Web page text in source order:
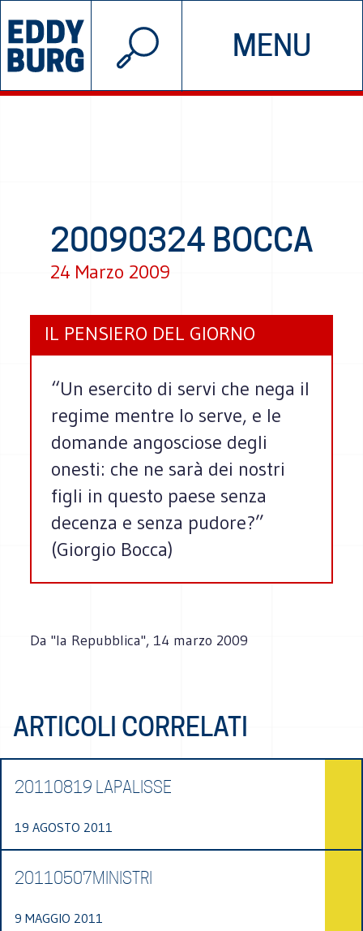
MENU
INIZIATIVE CHI SIAMO
© 2026 EDDYBURG
20090324 BOCCA
24 Marzo 2009
IL PENSIERO DEL GIORNO
“Un esercito di servi che nega il
regime mentre lo serve, e le
domande angosciose degli
onesti: che ne sarà dei nostri
figli in questo paese senza
decenza e senza pudore?”
(Giorgio Bocca)
Da "la Repubblica", 14 marzo 2009
ARTICOLI CORRELATI
20110819 LAPALISSE
19 AGOSTO 2011
20110507MINISTRI
9 MAGGIO 2011